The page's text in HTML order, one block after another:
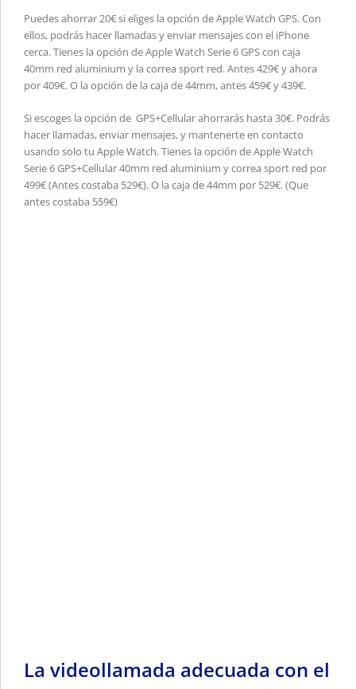
Puedes ahorrar 20€ si eliges la opción de Apple Watch GPS. Con
ellos, podrás hacer llamadas y enviar mensajes con el iPhone
cerca. Tienes la opción de Apple Watch Serie 6 GPS con caja
40mm red aluminium y la correa sport red. Antes 429€ y ahora
por 409€. O la opción de la caja de 44mm, antes 459€ y 439€.
Si escoges la opción de GPS+Cellular ahorrarás hasta 30€. Podrás
hacer llamadas, enviar mensajes, y mantenerte en contacto
usando solo tu Apple Watch. Tienes la opción de Apple Watch
Serie 6 GPS+Cellular 40mm red aluminium y correa sport red por
499€ (Antes costaba 529€). O la caja de 44mm por 529€. (Que
antes costaba 559€)
La videollamada adecuada con el